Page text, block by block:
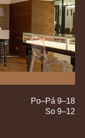
Po–Pá 9–18
So 9–12